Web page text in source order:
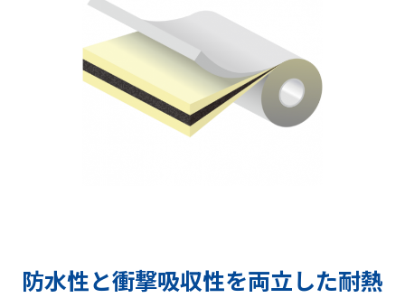
防水性と衝撃吸収性を両立した耐熱